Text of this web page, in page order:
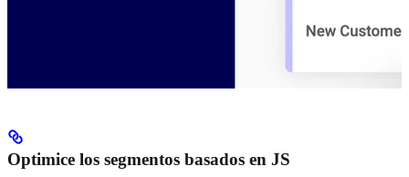
Optimice los segmentos basados en JS